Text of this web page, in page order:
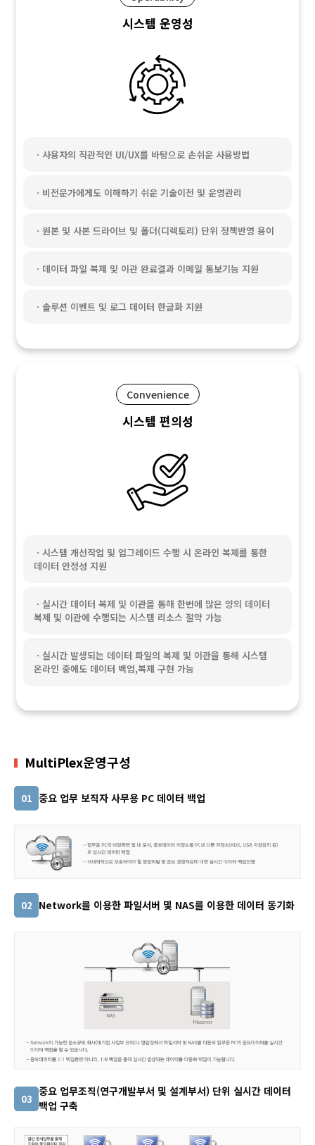
시스템 운영성
ㆍ사용자의 직관적인 UI/UX를 바탕으로 손쉬운 사용방법
ㆍ비전문가에게도 이해하기 쉬운 기술이전 및 운영관리
ㆍ원본 및 사본 드라이브 및 폴더(디렉토리) 단위 정책반영 용이
ㆍ데이터 파일 복제 및 이관 완료결과 이메일 통보기능 지원
ㆍ솔루션 이벤트 및 로그 데이터 한글화 지원
Convenience
시스템 편의성
ㆍ시스템 개선작업 및 업그레이드 수행 시 온라인 복제를 통한
데이터 안정성 지원
ㆍ실시간 데이터 복제 및 이관을 통해 한번에 많은 양의 데이터
복제 및 이관에 수행되는 시스템 리소스 절약 가능
ㆍ실시간 발생되는 데이터 파일의 복제 및 이관을 통해 시스템
온라인 중에도 데이터 백업,복제 구현 가능
MultiPlex운영구성
01 중요 업무 보직자 사무용 PC 데이터 백업
02 Network를 이용한 파일서버 및 NAS를 이용한 데이터 동기화
03
중요 업무조직(연구개발부서 및 설계부서) 단위 실시간 데이터
백업 구축